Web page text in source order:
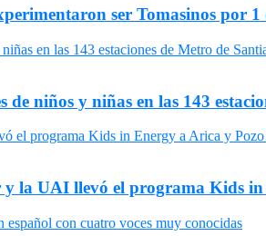
ser Tomasinos por 1
niños y niñas en las 143
la UAI llevó el programa Kids